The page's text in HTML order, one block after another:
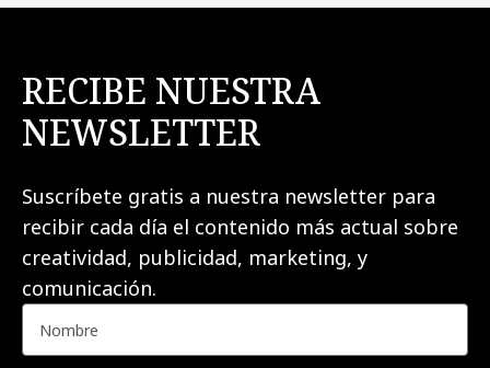
RECIBE NUESTRA
NEWSLETTER
Suscríbete gratis a nuestra newsletter para
recibir cada día el contenido más actual sobre
creatividad, publicidad, marketing, y
comunicación.